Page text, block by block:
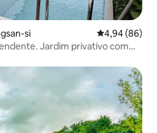
si 4,94 de uma
4,94 (86)
Jardim privativo com
gratuito. Daegu. Qingdao.